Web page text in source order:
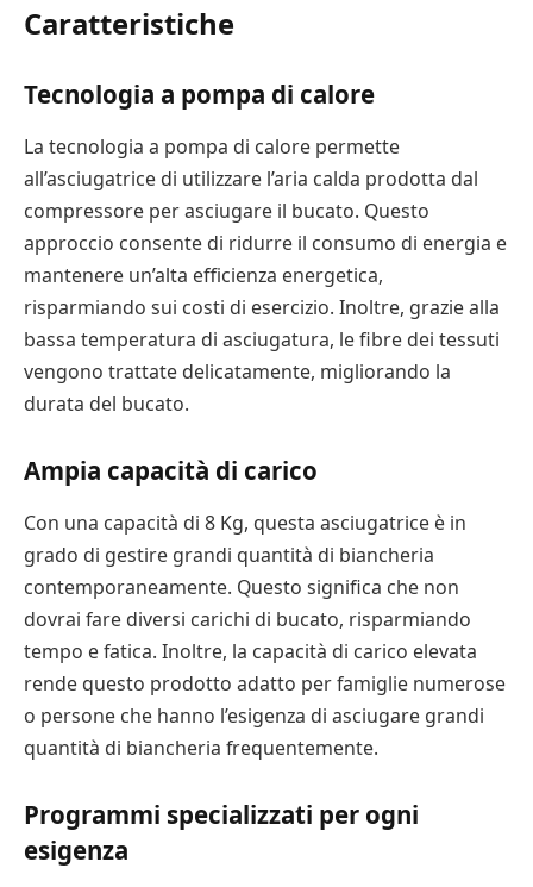
Caratteristiche
Tecnologia a pompa di calore
La tecnologia a pompa di calore permette
all’asciugatrice di utilizzare l’aria calda prodotta dal
compressore per asciugare il bucato. Questo
approccio consente di ridurre il consumo di energia e
mantenere un’alta efficienza energetica,
risparmiando sui costi di esercizio. Inoltre, grazie alla
bassa temperatura di asciugatura, le fibre dei tessuti
vengono trattate delicatamente, migliorando la
durata del bucato.
Ampia capacità di carico
Con una capacità di 8 Kg, questa asciugatrice è in
grado di gestire grandi quantità di biancheria
contemporaneamente. Questo significa che non
dovrai fare diversi carichi di bucato, risparmiando
tempo e fatica. Inoltre, la capacità di carico elevata
rende questo prodotto adatto per famiglie numerose
o persone che hanno l’esigenza di asciugare grandi
quantità di biancheria frequentemente.
Programmi specializzati per ogni
esigenza